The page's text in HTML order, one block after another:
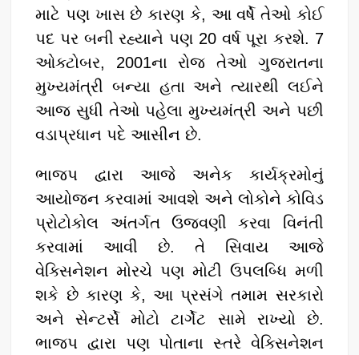
માટે પણ ખાસ છે કારણ કે, આ વર્ષે તેઓ કોઈ
પદ પર બની રહ્યાને પણ 20 વર્ષ પૂરા કરશે. 7
ઓક્ટોબર, 2001ના રોજ તેઓ ગુજરાતના
મુખ્યમંત્રી બન્યા હતા અને ત્યારથી લઈને
આજ સુધી તેઓ પહેલા મુખ્યમંત્રી અને પછી
વડાપ્રધાન પદે આસીન છે.
ભાજપ દ્વારા આજે અનેક કાર્યક્રમોનું
આયોજન કરવામાં આવશે અને લોકોને કોવિડ
પ્રોટોકોલ અંતર્ગત ઉજવણી કરવા વિનંતી
કરવામાં આવી છે. તે સિવાય આજે
વેક્સિનેશન મોરચે પણ મોટી ઉપલબ્ધિ મળી
શકે છે કારણ કે, આ પ્રસંગે તમામ સરકારો
અને સેન્ટર્સે મોટો ટાર્ગેટ સામે રાખ્યો છે.
ભાજપ દ્વારા પણ પોતાના સ્તરે વેક્સિનેશન